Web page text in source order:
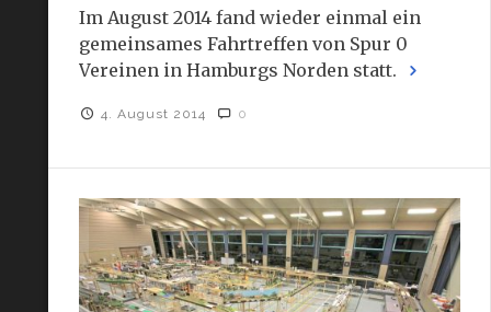
Im August 2014 fand wieder einmal ein
gemeinsames Fahrtreffen von Spur 0
Vereinen in Hamburgs Norden statt.
4. August 2014 0